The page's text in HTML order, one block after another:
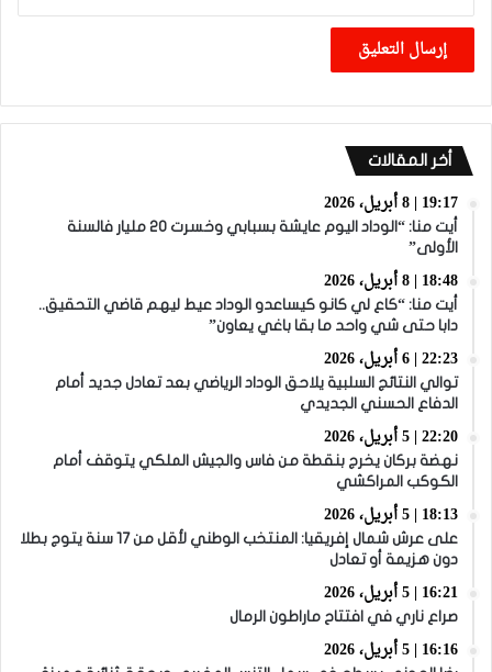
أخر المقالات
19:17 | 8 أبريل، 2026
أيت منا: “الوداد اليوم عايشة بسبابي وخسرت 20 مليار فالسنة
الأولى”
18:48 | 8 أبريل، 2026
أيت منا: “كاع لي كانو كيساعدو الوداد عيط ليهم قاضي التحقيق..
دابا حتى شي واحد ما بقا باغي يعاون”
22:23 | 6 أبريل، 2026
توالي النتائج السلبية يلاحق الوداد الرياضي بعد تعادل جديد أمام
الدفاع الحسني الجديدي
22:20 | 5 أبريل، 2026
نهضة بركان يخرج بنقطة من فاس والجيش الملكي يتوقف أمام
الكوكب المراكشي
18:13 | 5 أبريل، 2026
على عرش شمال إفريقيا: المنتخب الوطني لأقل من 17 سنة يتوج بطلا
دون هزيمة أو تعادل
16:21 | 5 أبريل، 2026
صراع ناري في افتتاح ماراطون الرمال
16:16 | 5 أبريل، 2026